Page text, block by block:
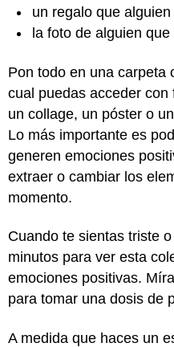
un regalo que
la foto de alguien
Pon todo en una carpeta
cual puedas acceder
un collage, un póster o
Lo más importante es
generen emociones
extraer o cambiar los
momento.
Cuando te sientas triste
minutos para ver esta
emociones positivas.
para tomar una dosis de
A medida que haces un